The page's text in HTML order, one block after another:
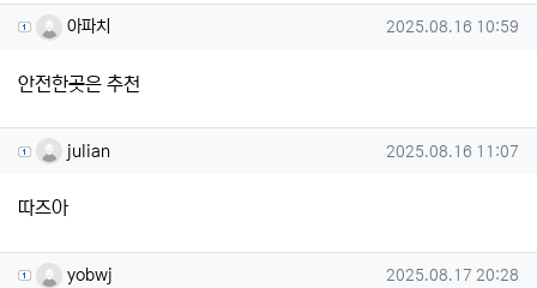
아파치님의 댓글
아파치 작성일
2025.08.16 10:59
안전한곳은 추천
julian님의 댓글
julian 작성일
2025.08.16 11:07
따즈아
yobwj님의 댓글
yobwj 작성일
2025.08.17 20:28